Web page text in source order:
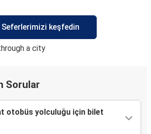
Seferlerimizi keşfedin
Sorular
otobüs yolculuğu için bilet